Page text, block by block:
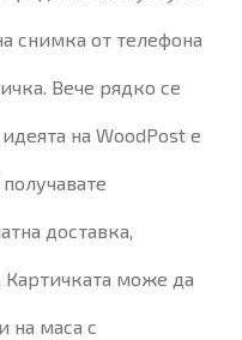
снимка от телефона
Вече рядко се
на WoodPost е
доставка,
Картичката може да
на маса с